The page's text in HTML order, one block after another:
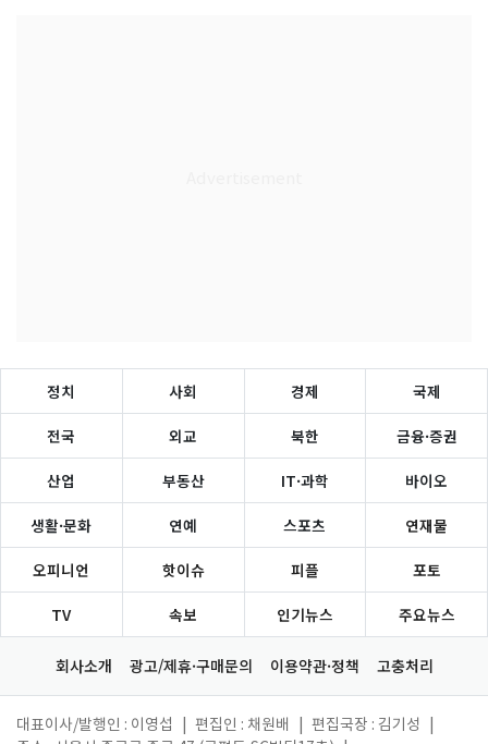
정치 사회 경제 국제
전국 외교 북한 금융·증권
산업 부동산 IT·과학 바이오
생활·문화 연예 스포츠 연재물
오피니언 핫이슈 피플 포토
TV 속보 인기뉴스 주요뉴스
회사소개 광고/제휴·구매문의 이용약관·정책 고충처리
대표이사/발행인 : 이영섭 편집인 : 채원배 편집국장 : 김기성